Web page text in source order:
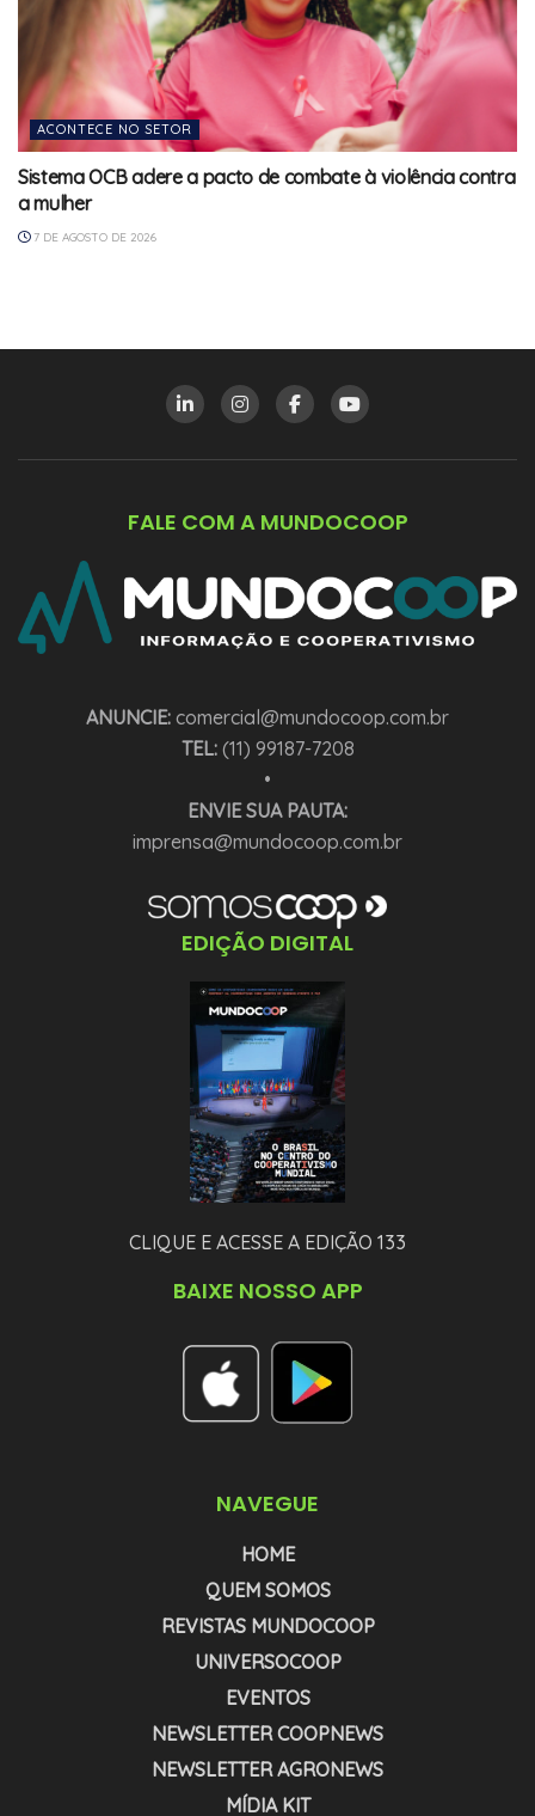
ACONTECE NO SETOR
Sistema OCB adere a pacto de combate à violência contra
a mulher
7 DE AGOSTO DE 2026
FALE COM A MUNDOCOOP
ANUNCIE: comercial@mundocoop.com.br
TEL:(11) 99187-7208
•
ENVIE SUA PAUTA:
imprensa@mundocoop.com.br
EDIÇÃO DIGITAL
CLIQUE E ACESSE A EDIÇÃO 133
BAIXE NOSSO APP
NAVEGUE
HOME
QUEM SOMOS
REVISTAS MUNDOCOOP
UNIVERSOCOOP
EVENTOS
NEWSLETTER COOPNEWS
NEWSLETTER AGRONEWS
MÍDIA KIT